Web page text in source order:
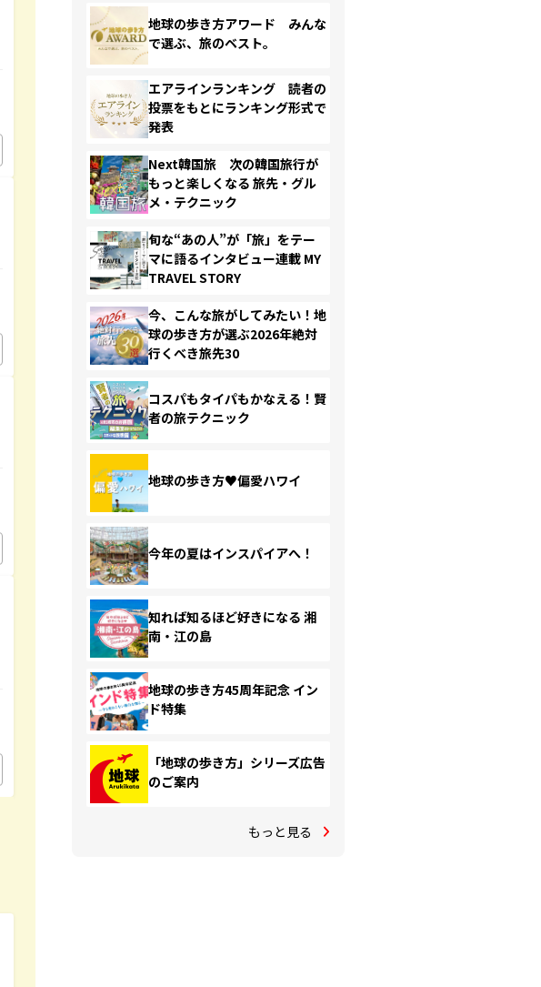
地球の歩き方アワード みんな
で選ぶ、旅のベスト。
エアラインランキング 読者の
投票をもとにランキング形式で
発表
Next韓国旅 次の韓国旅行が
もっと楽しくなる 旅先・グル
メ・テクニック
旬な“あの人”が「旅」をテー
マに語るインタビュー連載 MY
TRAVEL STORY
今、こんな旅がしてみたい！地
球の歩き方が選ぶ2026年絶対
行くべき旅先30
コスパもタイパもかなえる！賢
者の旅テクニック
地球の歩き方♥偏愛ハワイ
今年の夏はインスパイアへ！
知れば知るほど好きになる 湘
南・江の島
地球の歩き方45周年記念 イン
ド特集
「地球の歩き方」シリーズ広告
のご案内
もっと見る